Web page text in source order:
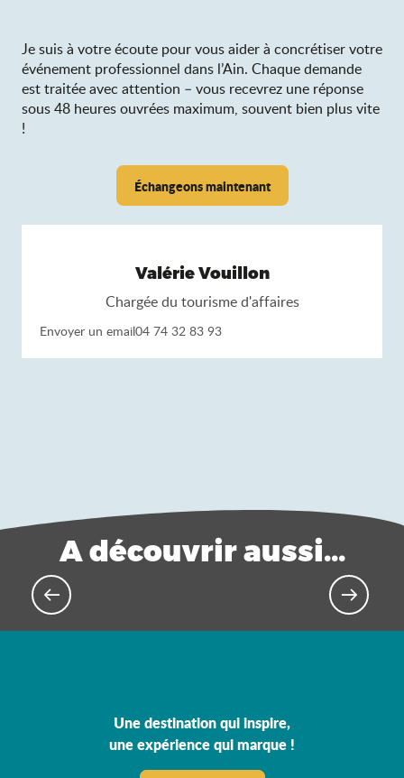
Je suis à votre écoute pour vous aider à concrétiser votre
événement professionnel dans l’Ain. Chaque demande
est traitée avec attention – vous recevrez une réponse
sous 48 heures ouvrées maximum, souvent bien plus vite
!
Échangeons maintenant
Valérie Vouillon
Chargée du tourisme d'affaires
Envoyer un email04 74 32 83 93
A découvrir aussi...
Une destination qui inspire,
une expérience qui marque !